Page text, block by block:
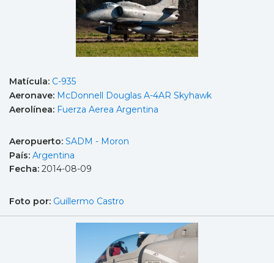
Matícula: C-935
Aeronave: McDonnell Douglas A-4AR Skyhawk
Aerolínea: Fuerza Aerea Argentina
Aeropuerto: SADM - Moron
País: Argentina
Fecha: 2014-08-09
Foto por: Guillermo Castro